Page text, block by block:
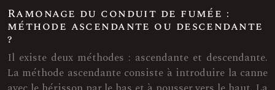
Ramonage du conduit de fumée :
méthode ascendante ou descendante
?
Il existe deux méthodes : ascendante et descendante.
La méthode ascendante consiste à introduire la canne